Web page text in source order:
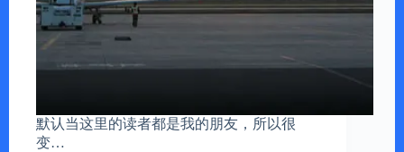
默认当这里的读者都是我的朋友，所以很
变…